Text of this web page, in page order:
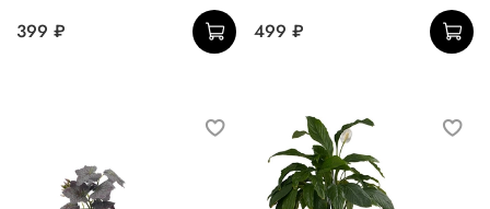
399 ₽
499 ₽